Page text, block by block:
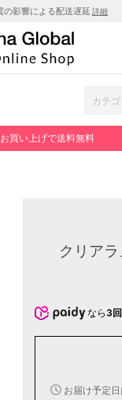
の影響による配送遅延 詳細
買い上げで送料無料
クリア
なら 3
お届け予定